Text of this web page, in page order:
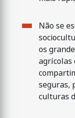
Não se
os
agrícolas
seguras,
culturas